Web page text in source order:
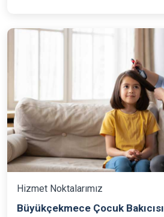
Hizmet Noktalarımız
Büyükçekmece Çocuk Bakıcısı